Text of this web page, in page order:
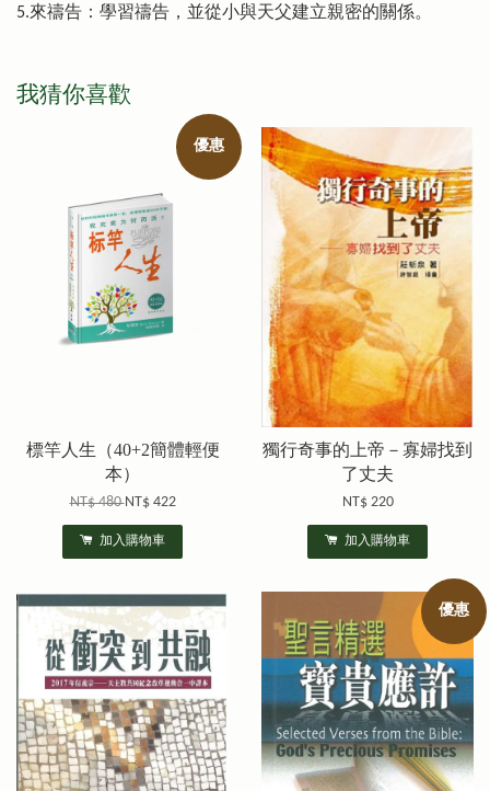
5.來禱告：學習禱告，並從小與天父建立親密的關係。
我猜你喜歡
優惠
標竿人生（40+2簡體輕便
本）
NT$ 480NT$ 422
加入購物車
獨行奇事的上帝－寡婦找到
了丈夫
NT$ 220
加入購物車
優惠